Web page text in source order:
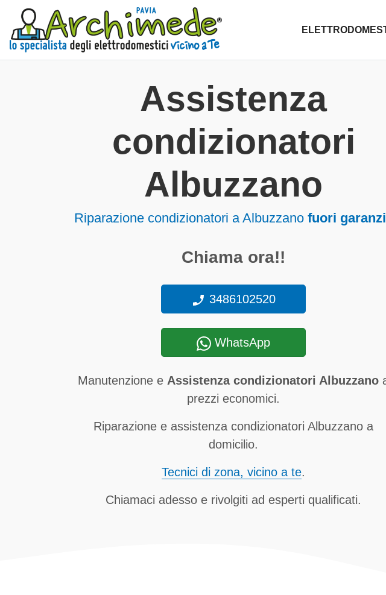
Assistenza
condizionatori
Albuzzano
Riparazione condizionatori a Albuzzano fuori
Chiama ora!!
3486102520
WhatsApp
Manutenzione e Assistenza condizionatori Albuzzano
prezzi economici.
Riparazione e assistenza condizionatori Albuzzano a
domicilio.
Tecnici di zona, vicino a te.
Chiamaci adesso e rivolgiti ad esperti qualificati.